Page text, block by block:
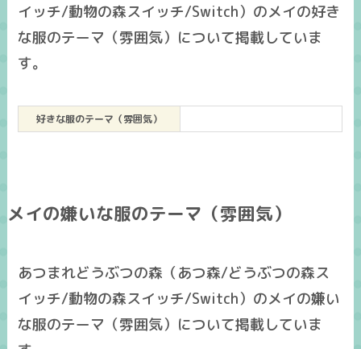
イッチ/動物の森スイッチ/Switch）のメイの好き
な服のテーマ（雰囲気）について掲載していま
す。
好きな服のテーマ（雰囲気）
メイの嫌いな服のテーマ（雰囲気）
あつまれどうぶつの森（あつ森/どうぶつの森ス
イッチ/動物の森スイッチ/Switch）のメイの嫌い
な服のテーマ（雰囲気）について掲載していま